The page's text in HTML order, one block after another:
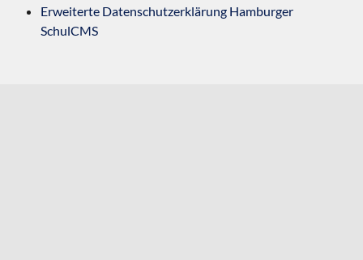
Erweiterte Datenschutzerklärung Hamburger
SchulCMS